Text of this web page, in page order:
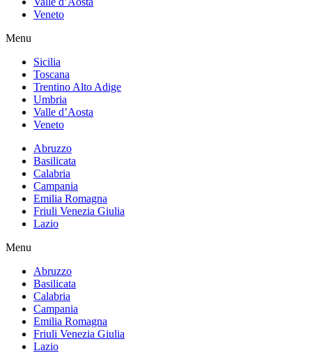
Veneto
Menu
Sicilia
Toscana
Trentino Alto Adige
Umbria
Valle d’Aosta
Veneto
Abruzzo
Basilicata
Calabria
Campania
Emilia Romagna
Friuli Venezia Giulia
Lazio
Menu
Abruzzo
Basilicata
Calabria
Campania
Emilia Romagna
Friuli Venezia Giulia
Lazio